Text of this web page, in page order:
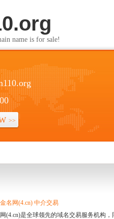
name is for sale!
>>
名网(4.cn) 中介交易
(4.cn)是全球领先的域名交易服务机构